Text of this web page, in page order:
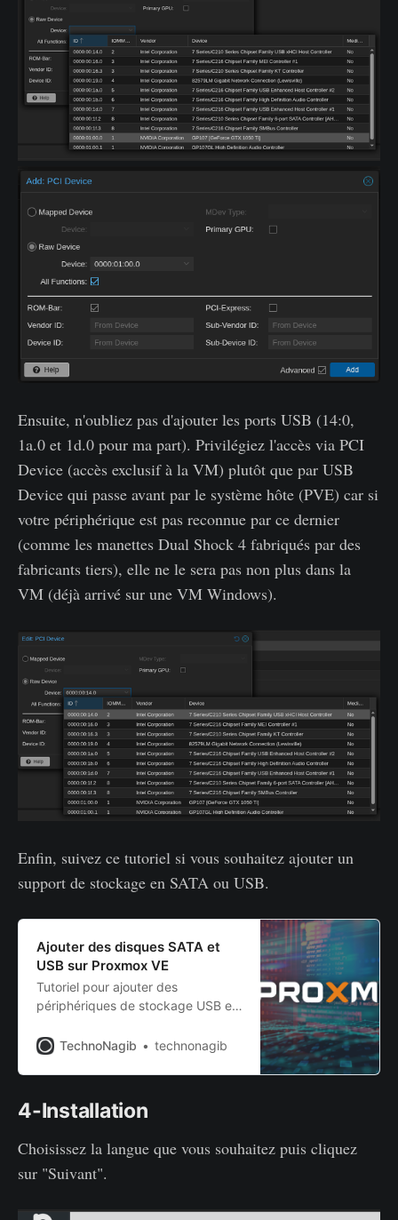
Ensuite, n'oubliez pas d'ajouter les ports USB (14:0,
1a.0 et 1d.0 pour ma part). Privilégiez l'accès via PCI
Device (accès exclusif à la VM) plutôt que par USB
Device qui passe avant par le système hôte (PVE) car si
votre périphérique est pas reconnue par ce dernier
(comme les manettes Dual Shock 4 fabriqués par des
fabricants tiers), elle ne le sera pas non plus dans la
VM (déjà arrivé sur une VM Windows).
Enfin, suivez ce tutoriel si vous souhaitez ajouter un
support de stockage en SATA ou USB.
Ajouter des disques SATA et
USB sur Proxmox VE
Tutoriel pour ajouter des
périphériques de stockage USB et
TechnoNagib
technonagib
4-Installation
Choisissez la langue que vous souhaitez puis cliquez
sur "Suivant".